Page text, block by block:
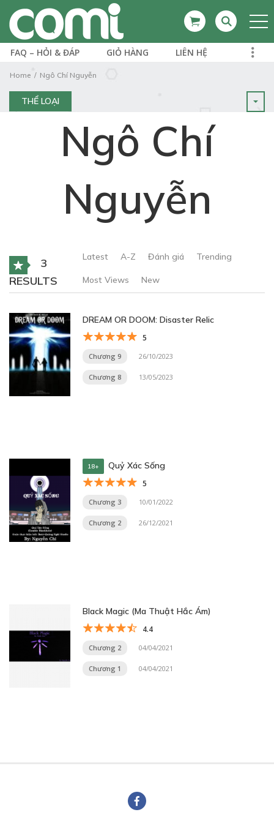
FAQ – HỎI & ĐÁP GIỎ HÀNG LIÊN HỆ
Home Ngô Chí Nguyễn
THỂ LOẠI
Ngô Chí
Nguyễn
3
RESULTS
Latest A-Z Đánh giá Trending
Most Views New
DREAM OR DOOM: Disaster Relic
5
Chương 9 26/10/2023
Chương 8 13/05/2023
18+ Quỷ Xác Sống
5
Chương 3 10/01/2022
Chương 2 26/12/2021
Black Magic (Ma Thuật Hắc Ám)
4.4
Chương 2 04/04/2021
Chương 1 04/04/2021